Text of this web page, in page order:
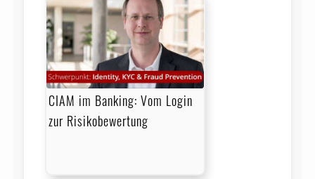
CIAM im Banking: Vom Login
zur Risikobewertung